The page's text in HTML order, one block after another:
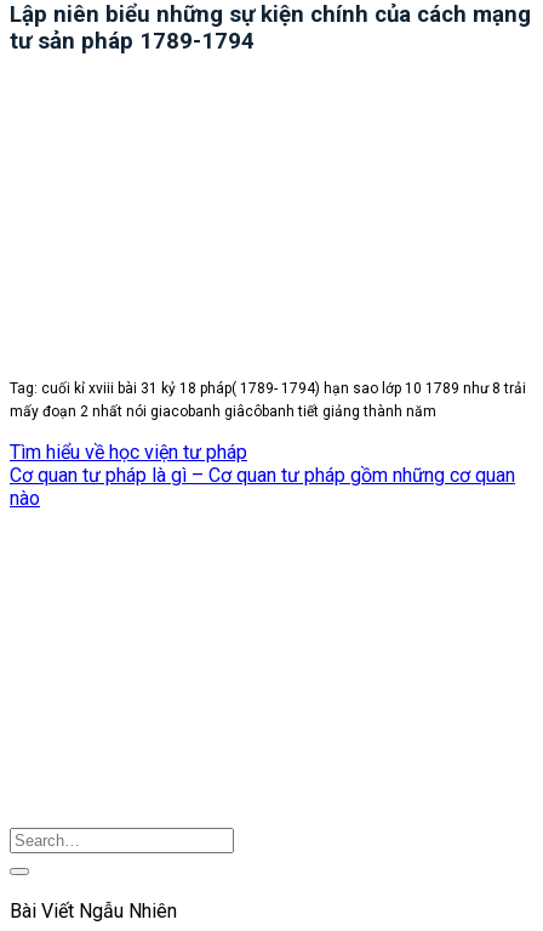
Lập niên biểu những sự kiện chính của cách mạng
tư sản pháp 1789-1794
Tag: cuối kỉ xviii bài 31 kỷ 18 pháp( 1789- 1794) hạn sao lớp 10 1789 như 8 trải
mấy đoạn 2 nhất nói giacobanh giâcôbanh tiết giảng thành năm
Tìm hiểu về học viện tư pháp
Cơ quan tư pháp là gì – Cơ quan tư pháp gồm những cơ quan
nào
Bài Viết Ngẫu Nhiên